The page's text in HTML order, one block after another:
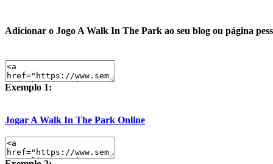
Adicionar o Jogo A Walk In The Park ao seu blog ou página
Exemplo 1:
Jogar A Walk In The Park Online